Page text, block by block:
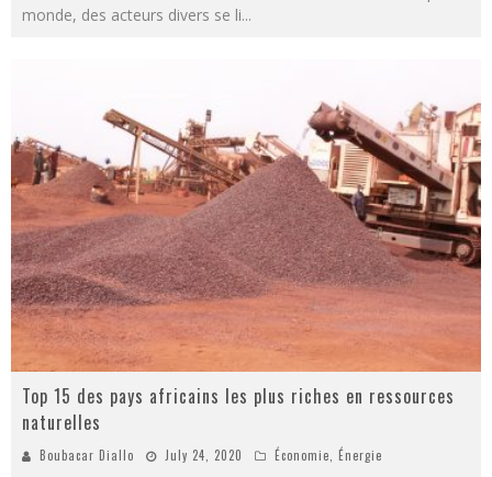
monde, des acteurs divers se li...
Top 15 des pays africains les plus riches en ressources
naturelles
Boubacar Diallo July 24, 2020 Économie Énergie